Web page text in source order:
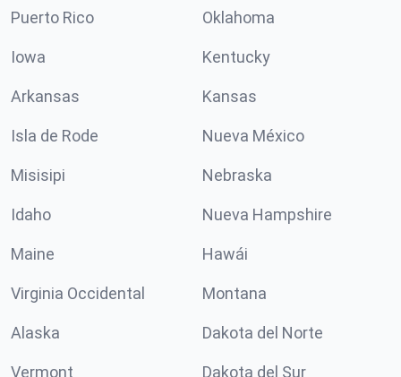
Puerto Rico Oklahoma
Iowa Kentucky
Arkansas Kansas
Isla de Rode Nueva México
Misisipi Nebraska
Idaho Nueva Hampshire
Maine Hawái
Virginia Occidental Montana
Alaska Dakota del Norte
Vermont Dakota del Sur